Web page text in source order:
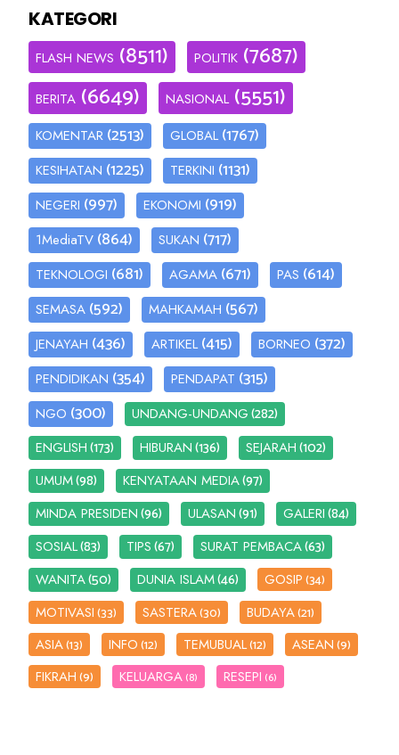
KATEGORI
FLASH NEWS (8511) POLITIK (7687)
BERITA (6649) NASIONAL (5551)
KOMENTAR (2513) GLOBAL (1767)
KESIHATAN (1225) TERKINI (1131)
NEGERI (997) EKONOMI (919)
1MediaTV (864) SUKAN (717)
TEKNOLOGI (681) AGAMA (671) PAS (614)
SEMASA (592) MAHKAMAH (567)
JENAYAH (436) ARTIKEL (415) BORNEO (372)
PENDIDIKAN (354) PENDAPAT (315)
NGO (300) UNDANG-UNDANG(282)
ENGLISH(173) HIBURAN(136) SEJARAH(102)
UMUM(98) KENYATAAN MEDIA(97)
MINDA PRESIDEN(96) ULASAN(91) GALERI(84)
SOSIAL(83) TIPS(67) SURAT PEMBACA(63)
WANITA(50) DUNIA ISLAM(46) GOSIP(34)
MOTIVASI(33) SASTERA(30) BUDAYA(21)
ASIA(13) INFO(12) TEMUBUAL(12) ASEAN(9)
FIKRAH(9) KELUARGA (8) RESEPI (6)